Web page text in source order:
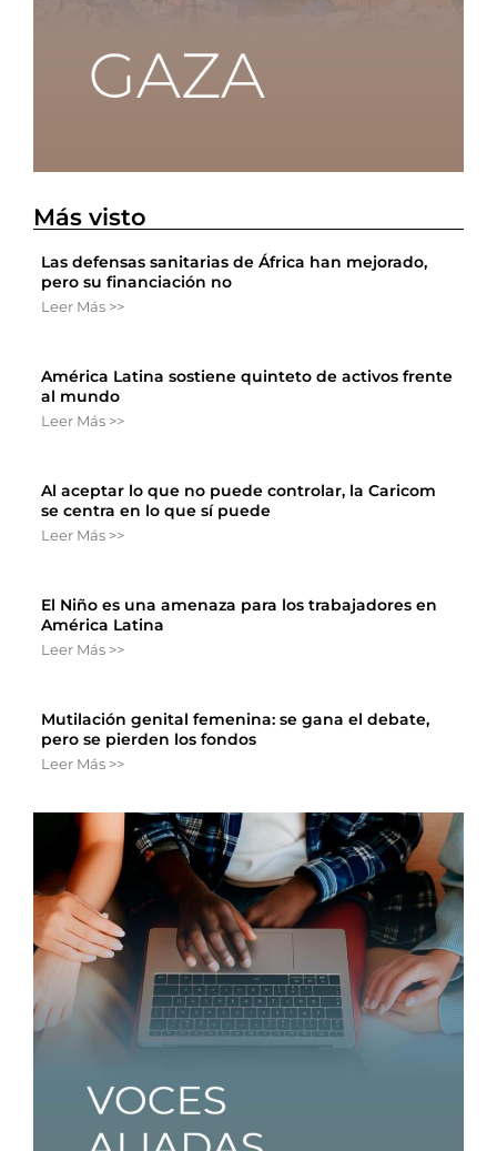
Más visto
Las defensas sanitarias de África han mejorado,
pero su financiación no
Leer Más >>
América Latina sostiene quinteto de activos frente
al mundo
Leer Más >>
Al aceptar lo que no puede controlar, la Caricom
se centra en lo que sí puede
Leer Más >>
El Niño es una amenaza para los trabajadores en
América Latina
Leer Más >>
Mutilación genital femenina: se gana el debate,
pero se pierden los fondos
Leer Más >>